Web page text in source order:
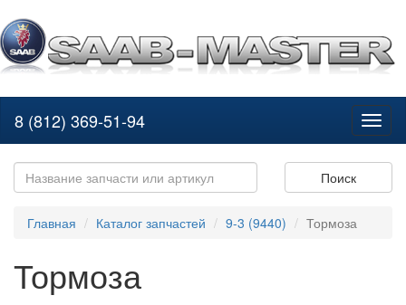
8 (812) 369-51-94
Поиск
Главная Каталог запчастей 9-3 (9440) Тормоза
Тормоза